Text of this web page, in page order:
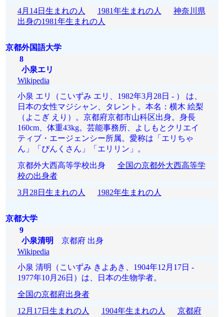
4月14日生まれの人
1981年生まれの人
神奈川県
出身の1981年生まれの人
京都外国語大学
8
小泉エリ
Wikipedia
小泉 エリ（こいずみ エリ、1982年3月28日 - ） は、
日本の女性マジシャン、タレント。本名：横木 絵梨
（よこぎ えり）。京都府京都市山科区出身。身長
160cm、体重43kg。芸能事務所、よしもとクリエイ
ティブ・エージェンシー所属。愛称は「エリちゃ
ん」「ぴんくさん」「エリリン」。
京都外大西高等学校出身 全国の京都外大西高等学
校の出身者
3月28日生まれの人
1982年生まれの人
京都大学
9
小泉清明 京都府 出身
Wikipedia
小泉 清明（こいずみ きよあき、1904年12月17日 -
1977年10月26日）は、日本の生物学者。
全国の京都府出身者
12月17日生まれの人
1904年生まれの人 京都府